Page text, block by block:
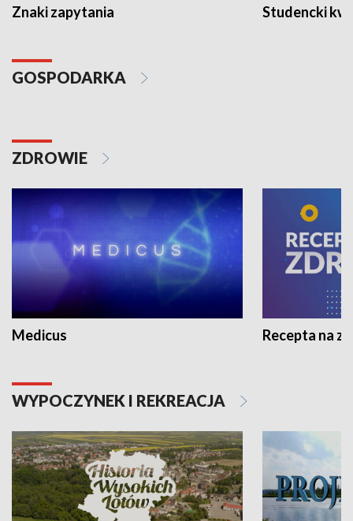
Znaki zapytania Studencki
GOSPODARKA
ZDROWIE
Medicus Recepta na
WYPOCZYNEK I REKREACJA